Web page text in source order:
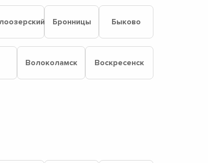
Бронницы Быково
Волоколамск Воскресенск